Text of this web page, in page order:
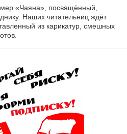
«Чаяна», посвящённый,
ждёт
из карикатур, смешных